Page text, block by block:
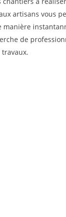
artisans vous
de